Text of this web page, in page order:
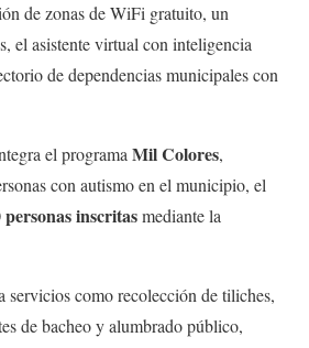
de zonas de WiFi gratuito, un
el asistente virtual con inteligencia
de dependencias municipales con
el programaMil Colores,
con autismo en el municipio, el
personas inscritasmediante la
servicios como recolección de tiliches,
de bacheo y alumbrado público,